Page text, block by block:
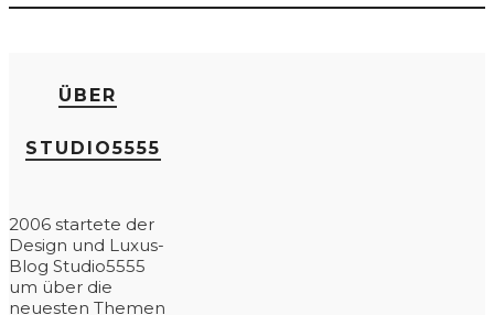
ÜBER
STUDIO5555
2006 startete der
Design und Luxus-
Blog Studio5555
um über die
neuesten Themen